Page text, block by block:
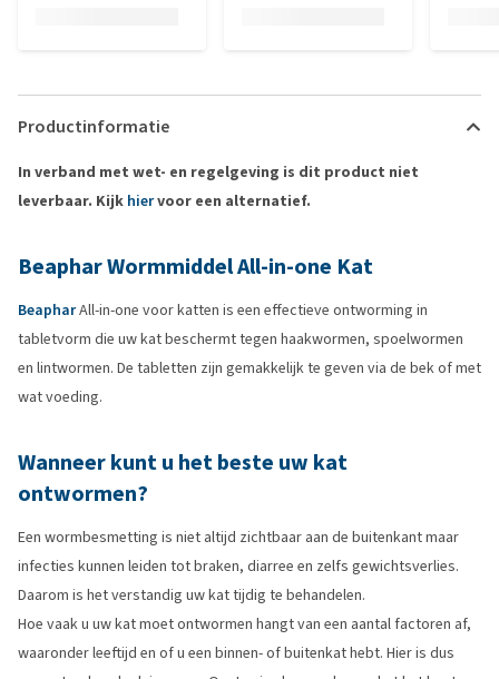
Productinformatie
In verband met wet- en regelgeving is dit product niet
leverbaar. Kijk hiervoor een alternatief.
Beaphar Wormmiddel All-in-one Kat
BeapharAll-in-one voor katten is een effectieve ontworming in
tabletvorm die uw kat beschermt tegen haakwormen, spoelwormen
en lintwormen. De tabletten zijn gemakkelijk te geven via de bek of met
wat voeding.
Wanneer kunt u het beste uw kat
ontwormen?
Een wormbesmetting is niet altijd zichtbaar aan de buitenkant maar
infecties kunnen leiden tot braken, diarree en zelfs gewichtsverlies.
Daarom is het verstandig uw kat tijdig te behandelen.
Hoe vaak u uw kat moet ontwormen hangt van een aantal factoren af,
waaronder leeftijd en of u een binnen- of buitenkat hebt. Hier is dus